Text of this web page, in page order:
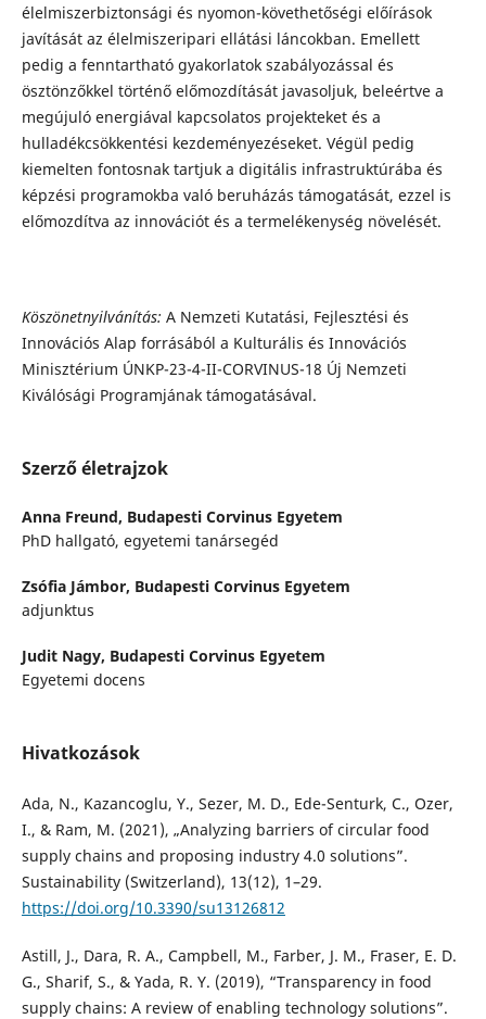
élelmiszerbiztonsági és nyomon-követhetőségi előírások
javítását az élelmiszeripari ellátási láncokban. Emellett
pedig a fenntartható gyakorlatok szabályozással és
ösztönzőkkel történő előmozdítását javasoljuk, beleértve a
megújuló energiával kapcsolatos projekteket és a
hulladékcsökkentési kezdeményezéseket. Végül pedig
kiemelten fontosnak tartjuk a digitális infrastruktúrába és
képzési programokba való beruházás támogatását, ezzel is
előmozdítva az innovációt és a termelékenység növelését.
Köszönetnyilvánítás: A Nemzeti Kutatási, Fejlesztési és
Innovációs Alap forrásából a Kulturális és Innovációs
Minisztérium ÚNKP-23-4-II-CORVINUS-18 Új Nemzeti
Kiválósági Programjának támogatásával.
Szerző életrajzok
Anna Freund, Budapesti Corvinus Egyetem
PhD hallgató, egyetemi tanársegéd
Zsófia Jámbor, Budapesti Corvinus Egyetem
adjunktus
Judit Nagy, Budapesti Corvinus Egyetem
Egyetemi docens
Hivatkozások
Ada, N., Kazancoglu, Y., Sezer, M. D., Ede-Senturk, C., Ozer,
I., & Ram, M. (2021), „Analyzing barriers of circular food
supply chains and proposing industry 4.0 solutions”.
Sustainability (Switzerland), 13(12), 1–29.
https://doi.org/10.3390/su13126812
Astill, J., Dara, R. A., Campbell, M., Farber, J. M., Fraser, E. D.
G., Sharif, S., & Yada, R. Y. (2019), “Transparency in food
supply chains: A review of enabling technology solutions”.